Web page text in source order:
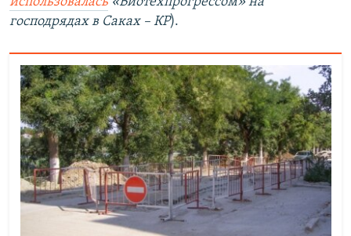
господрядах в Саках – КР).